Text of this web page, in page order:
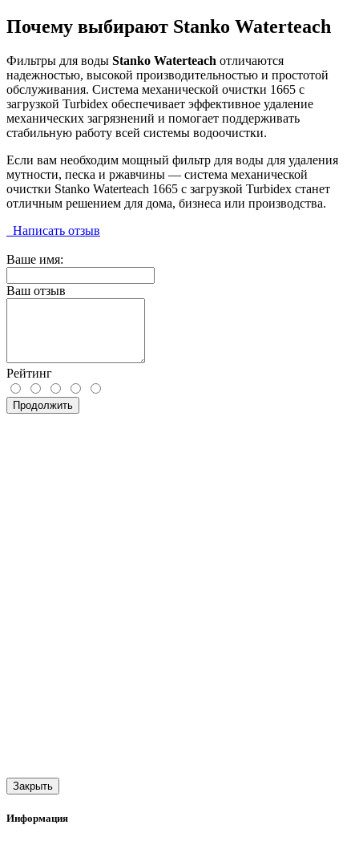
Почему выбирают Stanko Waterteach
Фильтры для воды Stanko Waterteach отличаются
надежностью, высокой производительностью и простотой
обслуживания. Система механической очистки 1665 с
загрузкой Turbidex обеспечивает эффективное удаление
механических загрязнений и помогает поддерживать
стабильную работу всей системы водоочистки.
Если вам необходим мощный фильтр для воды для удаления
мутности, песка и ржавчины — система механической
очистки Stanko Waterteach 1665 с загрузкой Turbidex станет
отличным решением для дома, бизнеса или производства.
Написать отзыв
Ваше имя:
Ваш отзыв
Рейтинг
Продолжить
Закрыть
Информация